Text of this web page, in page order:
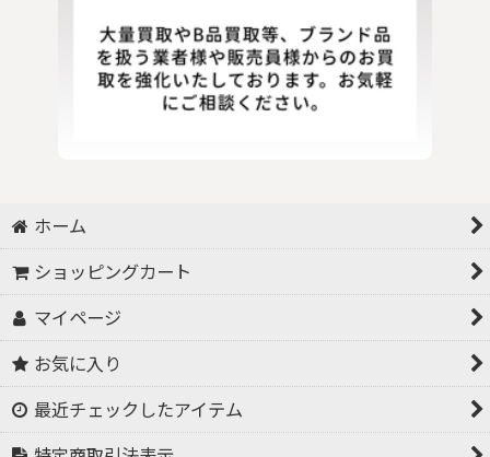
ホーム
ショッピングカート
マイページ
お気に入り
最近チェックしたアイテム